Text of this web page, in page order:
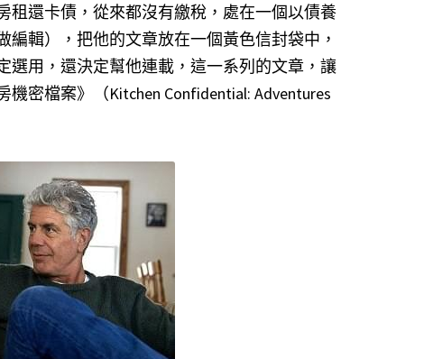
租還卡債，從來都沒有繳稅，處在一個以債養
輯），把他的文章放在一個黃色信封袋中，
選用，還決定幫他連載，這一系列的文章，讓
密檔案》（Kitchen Confidential: Adventures